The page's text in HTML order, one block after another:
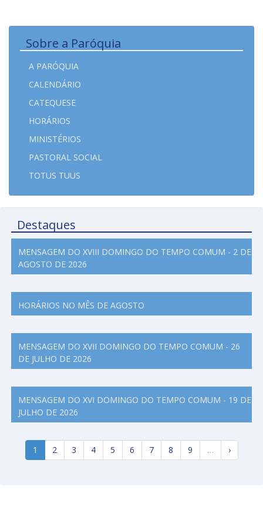
Sobre a Paróquia
A PARÓQUIA
CALENDÁRIO
CATEQUESE
HORÁRIOS
MINISTÉRIOS
PASTORAL SOCIAL
TOTUS TUUS
Destaques
MENSAGEM DO XVIII DOMINGO DO TEMPO COMUM - 2 DE
AGOSTO DE 2026
HORÁRIOS NO MÊS DE AGOSTO
MENSAGEM DO XVII DOMINGO DO TEMPO COMUM - 26
DE JULHO DE 2026
MENSAGEM DO XVI DOMINGO DO TEMPO COMUM - 19 DE
JULHO DE 2026
1 2 3 4 5 6 7 8 9 … ›